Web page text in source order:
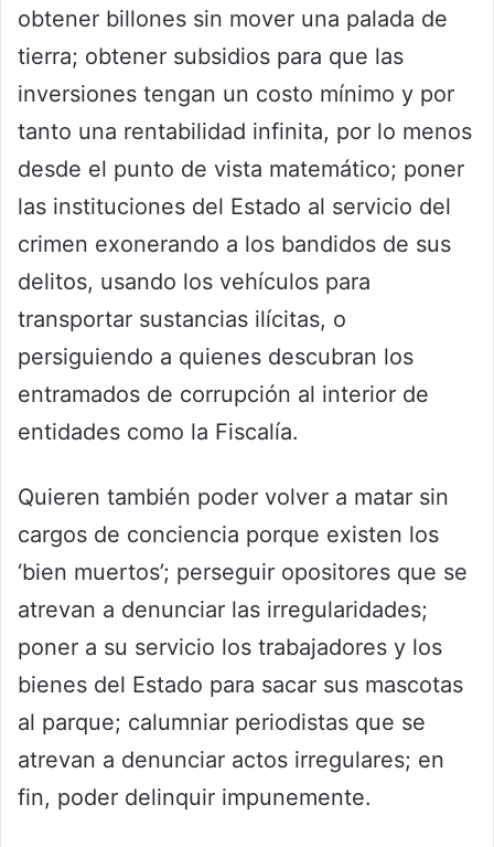
obtener billones sin mover una palada de
tierra; obtener subsidios para que las
inversiones tengan un costo mínimo y por
tanto una rentabilidad infinita, por lo menos
desde el punto de vista matemático; poner
las instituciones del Estado al servicio del
crimen exonerando a los bandidos de sus
delitos, usando los vehículos para
transportar sustancias ilícitas, o
persiguiendo a quienes descubran los
entramados de corrupción al interior de
entidades como la Fiscalía.
Quieren también poder volver a matar sin
cargos de conciencia porque existen los
‘bien muertos’; perseguir opositores que se
atrevan a denunciar las irregularidades;
poner a su servicio los trabajadores y los
bienes del Estado para sacar sus mascotas
al parque; calumniar periodistas que se
atrevan a denunciar actos irregulares; en
fin, poder delinquir impunemente.